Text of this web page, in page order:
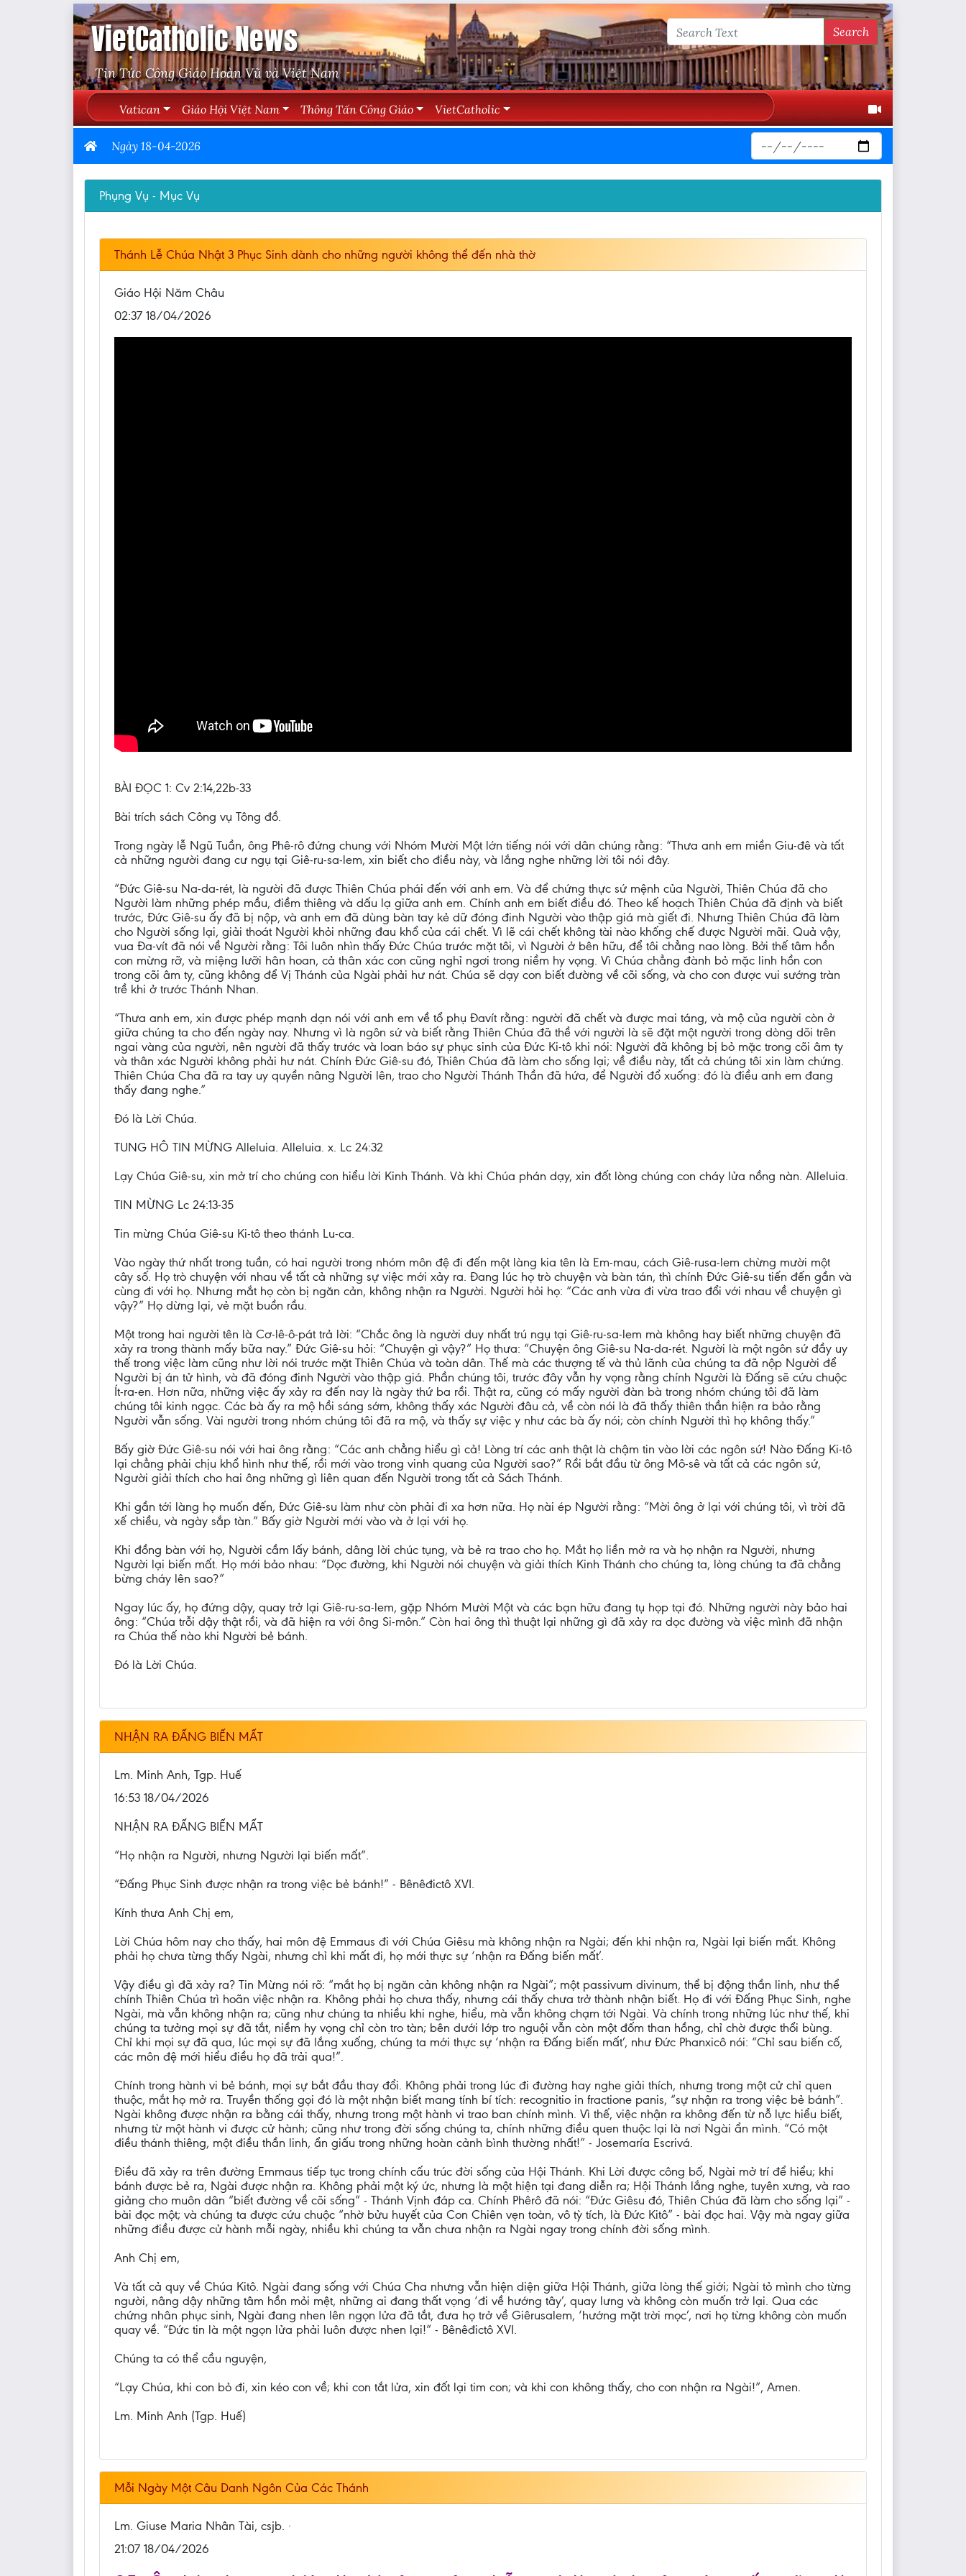
VietCatholic News
Tin Tức Công Giáo Hoàn Vũ và Việt Nam
Search
Vatican Giáo Hội Việt Nam Thông Tấn Công Giáo VietCatholic
Ngày 18-04-2026
Phụng Vụ - Mục Vụ
Thánh Lễ Chúa Nhật 3 Phục Sinh dành cho những người không thể đến nhà thờ
Giáo Hội Năm Châu
02:37 18/04/2026
BÀI ĐỌC 1: Cv 2:14,22b-33
Bài trích sách Công vụ Tông đồ.
Trong ngày lễ Ngũ Tuần, ông Phê-rô đứng chung với Nhóm Mười Một lớn tiếng nói với dân chúng rằng: “Thưa anh em miền Giu-đê và tất
cả những người đang cư ngụ tại Giê-ru-sa-lem, xin biết cho điều này, và lắng nghe những lời tôi nói đây.
“Đức Giê-su Na-da-rét, là người đã được Thiên Chúa phái đến với anh em. Và để chứng thực sứ mệnh của Người, Thiên Chúa đã cho
Người làm những phép mầu, điềm thiêng và dấu lạ giữa anh em. Chính anh em biết điều đó. Theo kế hoạch Thiên Chúa đã định và biết
trước, Đức Giê-su ấy đã bị nộp, và anh em đã dùng bàn tay kẻ dữ đóng đinh Người vào thập giá mà giết đi. Nhưng Thiên Chúa đã làm
cho Người sống lại, giải thoát Người khỏi những đau khổ của cái chết. Vì lẽ cái chết không tài nào khống chế được Người mãi. Quả vậy,
vua Đa-vít đã nói về Người rằng: Tôi luôn nhìn thấy Đức Chúa trước mặt tôi, vì Người ở bên hữu, để tôi chẳng nao lòng. Bởi thế tâm hồn
con mừng rỡ, và miệng lưỡi hân hoan, cả thân xác con cũng nghỉ ngơi trong niềm hy vọng. Vì Chúa chẳng đành bỏ mặc linh hồn con
trong cõi âm ty, cũng không để Vị Thánh của Ngài phải hư nát. Chúa sẽ dạy con biết đường về cõi sống, và cho con được vui sướng tràn
trề khi ở trước Thánh Nhan.
“Thưa anh em, xin được phép mạnh dạn nói với anh em về tổ phụ Đavít rằng: người đã chết và được mai táng, và mộ của người còn ở
giữa chúng ta cho đến ngày nay. Nhưng vì là ngôn sứ và biết rằng Thiên Chúa đã thề với người là sẽ đặt một người trong dòng dõi trên
ngai vàng của người, nên người đã thấy trước và loan báo sự phục sinh của Đức Ki-tô khi nói: Người đã không bị bỏ mặc trong cõi âm ty
và thân xác Người không phải hư nát. Chính Đức Giê-su đó, Thiên Chúa đã làm cho sống lại; về điều này, tất cả chúng tôi xin làm chứng.
Thiên Chúa Cha đã ra tay uy quyền nâng Người lên, trao cho Người Thánh Thần đã hứa, để Người đổ xuống: đó là điều anh em đang
thấy đang nghe.”
Đó là Lời Chúa.
TUNG HÔ TIN MỪNG Alleluia. Alleluia. x. Lc 24:32
Lạy Chúa Giê-su, xin mở trí cho chúng con hiểu lời Kinh Thánh. Và khi Chúa phán dạy, xin đốt lòng chúng con cháy lửa nồng nàn. Alleluia.
TIN MỪNG Lc 24:13-35
Tin mừng Chúa Giê-su Ki-tô theo thánh Lu-ca.
Vào ngày thứ nhất trong tuần, có hai người trong nhóm môn đệ đi đến một làng kia tên là Em-mau, cách Giê-rusa-lem chừng mười một
cây số. Họ trò chuyện với nhau về tất cả những sự việc mới xảy ra. Đang lúc họ trò chuyện và bàn tán, thì chính Đức Giê-su tiến đến gần và
cùng đi với họ. Nhưng mắt họ còn bị ngăn cản, không nhận ra Người. Người hỏi họ: “Các anh vừa đi vừa trao đổi với nhau về chuyện gì
vậy?” Họ dừng lại, vẻ mặt buồn rầu.
Một trong hai người tên là Cơ-lê-ô-pát trả lời: “Chắc ông là người duy nhất trú ngụ tại Giê-ru-sa-lem mà không hay biết những chuyện đã
xảy ra trong thành mấy bữa nay.” Đức Giê-su hỏi: “Chuyện gì vậy?” Họ thưa: “Chuyện ông Giê-su Na-da-rét. Người là một ngôn sứ đầy uy
thế trong việc làm cũng như lời nói trước mặt Thiên Chúa và toàn dân. Thế mà các thượng tế và thủ lãnh của chúng ta đã nộp Người để
Người bị án tử hình, và đã đóng đinh Người vào thập giá. Phần chúng tôi, trước đây vẫn hy vọng rằng chính Người là Đấng sẽ cứu chuộc
Ít-ra-en. Hơn nữa, những việc ấy xảy ra đến nay là ngày thứ ba rồi. Thật ra, cũng có mấy người đàn bà trong nhóm chúng tôi đã làm
chúng tôi kinh ngạc. Các bà ấy ra mộ hồi sáng sớm, không thấy xác Người đâu cả, về còn nói là đã thấy thiên thần hiện ra bảo rằng
Người vẫn sống. Vài người trong nhóm chúng tôi đã ra mộ, và thấy sự việc y như các bà ấy nói; còn chính Người thì họ không thấy.”
Bấy giờ Đức Giê-su nói với hai ông rằng: “Các anh chẳng hiểu gì cả! Lòng trí các anh thật là chậm tin vào lời các ngôn sứ! Nào Đấng Ki-tô
lại chẳng phải chịu khổ hình như thế, rồi mới vào trong vinh quang của Người sao?” Rồi bắt đầu từ ông Mô-sê và tất cả các ngôn sứ,
Người giải thích cho hai ông những gì liên quan đến Người trong tất cả Sách Thánh.
Khi gần tới làng họ muốn đến, Đức Giê-su làm như còn phải đi xa hơn nữa. Họ nài ép Người rằng: “Mời ông ở lại với chúng tôi, vì trời đã
xế chiều, và ngày sắp tàn.” Bấy giờ Người mới vào và ở lại với họ.
Khi đồng bàn với họ, Người cầm lấy bánh, dâng lời chúc tụng, và bẻ ra trao cho họ. Mắt họ liền mở ra và họ nhận ra Người, nhưng
Người lại biến mất. Họ mới bảo nhau: “Dọc đường, khi Người nói chuyện và giải thích Kinh Thánh cho chúng ta, lòng chúng ta đã chẳng
bừng cháy lên sao?”
Ngay lúc ấy, họ đứng dậy, quay trở lại Giê-ru-sa-lem, gặp Nhóm Mười Một và các bạn hữu đang tụ họp tại đó. Những người này bảo hai
ông: “Chúa trỗi dậy thật rồi, và đã hiện ra với ông Si-môn.” Còn hai ông thì thuật lại những gì đã xảy ra dọc đường và việc mình đã nhận
ra Chúa thế nào khi Người bẻ bánh.
Đó là Lời Chúa.
NHẬN RA ĐẤNG BIẾN MẤT
Lm. Minh Anh, Tgp. Huế
16:53 18/04/2026
NHẬN RA ĐẤNG BIẾN MẤT
“Họ nhận ra Người, nhưng Người lại biến mất”.
“Đấng Phục Sinh được nhận ra trong việc bẻ bánh!” - Bênêđictô XVI.
Kính thưa Anh Chị em,
Lời Chúa hôm nay cho thấy, hai môn đệ Emmaus đi với Chúa Giêsu mà không nhận ra Ngài; đến khi nhận ra, Ngài lại biến mất. Không
phải họ chưa từng thấy Ngài, nhưng chỉ khi mất đi, họ mới thực sự ‘nhận ra Đấng biến mất’.
Vậy điều gì đã xảy ra? Tin Mừng nói rõ: “mắt họ bị ngăn cản không nhận ra Ngài”; một passivum divinum, thể bị động thần linh, như thể
chính Thiên Chúa trì hoãn việc nhận ra. Không phải họ chưa thấy, nhưng cái thấy chưa trở thành nhận biết. Họ đi với Đấng Phục Sinh, nghe
Ngài, mà vẫn không nhận ra; cũng như chúng ta nhiều khi nghe, hiểu, mà vẫn không chạm tới Ngài. Và chính trong những lúc như thế, khi
chúng ta tưởng mọi sự đã tắt, niềm hy vọng chỉ còn tro tàn; bên dưới lớp tro nguội vẫn còn một đốm than hồng, chỉ chờ được thổi bùng.
Chỉ khi mọi sự đã qua, lúc mọi sự đã lắng xuống, chúng ta mới thực sự ‘nhận ra Đấng biến mất’, như Đức Phanxicô nói: “Chỉ sau biến cố,
các môn đệ mới hiểu điều họ đã trải qua!”.
Chính trong hành vi bẻ bánh, mọi sự bắt đầu thay đổi. Không phải trong lúc đi đường hay nghe giải thích, nhưng trong một cử chỉ quen
thuộc, mắt họ mở ra. Truyền thống gọi đó là một nhận biết mang tính bí tích: recognitio in fractione panis, “sự nhận ra trong việc bẻ bánh”.
Ngài không được nhận ra bằng cái thấy, nhưng trong một hành vi trao ban chính mình. Vì thế, việc nhận ra không đến từ nỗ lực hiểu biết,
nhưng từ một hành vi được cử hành; cũng như trong đời sống chúng ta, chính những điều quen thuộc lại là nơi Ngài ẩn mình. “Có một
điều thánh thiêng, một điều thần linh, ẩn giấu trong những hoàn cảnh bình thường nhất!” - Josemaría Escrivá.
Điều đã xảy ra trên đường Emmaus tiếp tục trong chính cấu trúc đời sống của Hội Thánh. Khi Lời được công bố, Ngài mở trí để hiểu; khi
bánh được bẻ ra, Ngài được nhận ra. Không phải một ký ức, nhưng là một hiện tại đang diễn ra; Hội Thánh lắng nghe, tuyên xưng, và rao
giảng cho muôn dân “biết đường về cõi sống” - Thánh Vịnh đáp ca. Chính Phêrô đã nói: “Đức Giêsu đó, Thiên Chúa đã làm cho sống lại” -
bài đọc một; và chúng ta được cứu chuộc “nhờ bửu huyết của Con Chiên vẹn toàn, vô tỳ tích, là Đức Kitô” - bài đọc hai. Vậy mà ngay giữa
những điều được cử hành mỗi ngày, nhiều khi chúng ta vẫn chưa nhận ra Ngài ngay trong chính đời sống mình.
Anh Chị em,
Và tất cả quy về Chúa Kitô. Ngài đang sống với Chúa Cha nhưng vẫn hiện diện giữa Hội Thánh, giữa lòng thế giới; Ngài tỏ mình cho từng
người, nâng dậy những tâm hồn mỏi mệt, những ai đang thất vọng ‘đi về hướng tây’, quay lưng và không còn muốn trở lại. Qua các
chứng nhân phục sinh, Ngài đang nhen lên ngọn lửa đã tắt, đưa họ trở về Giêrusalem, ‘hướng mặt trời mọc’, nơi họ từng không còn muốn
quay về. “Đức tin là một ngọn lửa phải luôn được nhen lại!” - Bênêđictô XVI.
Chúng ta có thể cầu nguyện,
“Lạy Chúa, khi con bỏ đi, xin kéo con về; khi con tắt lửa, xin đốt lại tim con; và khi con không thấy, cho con nhận ra Ngài!”, Amen.
Lm. Minh Anh (Tgp. Huế)
Mỗi Ngày Một Câu Danh Ngôn Của Các Thánh
Lm. Giuse Maria Nhân Tài, csjb. ·
21:07 18/04/2026